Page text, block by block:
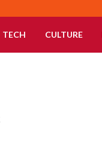
TECH CULTURE